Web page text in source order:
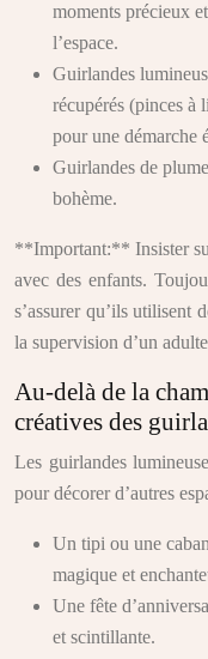
moments précieux
l’espace.
Guirlandes
récupérés (pinces à
pour une démarche
Guirlandes de
bohème.
**Important:** Insister
avec des enfants.
s’assurer qu’ils utilisent
la supervision d’un
Au-delà de la
créatives des
Les guirlandes
pour décorer d’autres
Un tipi ou une
magique et
Une fête
et scintillante.